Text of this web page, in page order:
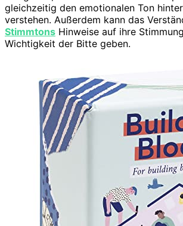
gleichzeitig den emotionalen Ton
verstehen. Außerdem kann das
Stimmtons Hinweise auf ihre
Wichtigkeit der Bitte geben.